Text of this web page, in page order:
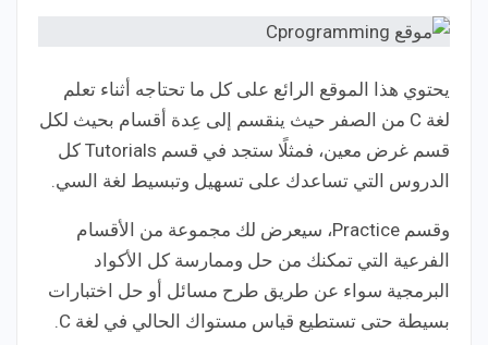
يحتوي هذا الموقع الرائع على كل ما تحتاجه أثناء تعلم
لغة C من الصفر حيث ينقسم إلى عِدة أقسام بحيث لكل
قسم غرض معين، فمثلًا ستجد في قسم Tutorials كل
الدروس التي تساعدك على تسهيل وتبسيط لغة السي.
وقسم Practice، سيعرض لك مجموعة من الأقسام
الفرعية التي تمكنك من حل وممارسة كل الأكواد
البرمجية سواء عن طريق طرح مسائل أو حل اختبارات
بسيطة حتى تستطيع قياس مستواك الحالي في لغة C.